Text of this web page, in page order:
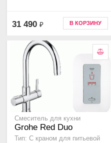
31 490 ₽ В КОРЗИНУ
Смеситель для кухни
Grohe Red Duo
Тип: С краном для питьевой